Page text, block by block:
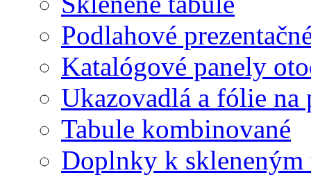
Podlahové
Katalógové panely
Ukazovadlá a fólie na
Tabule kombinované
Doplnky k skleneným